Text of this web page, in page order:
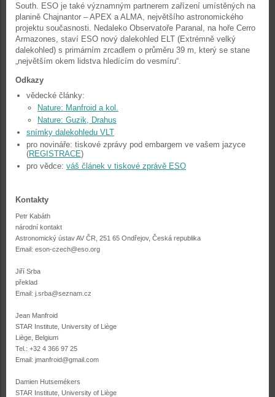
South. ESO je také významným partnerem zařízení umístěných na
planině Chajnantor – APEX a ALMA, největšího astronomického
projektu současnosti. Nedaleko Observatoře Paranal, na hoře Cerro
Armazones, staví ESO nový dalekohled ELT (Extrémně velký
dalekohled) s primárním zrcadlem o průměru 39 m, který se stane
„největším okem lidstva hledícím do vesmíru“.
Odkazy
vědecké články:
Nature: Manfroid a kol.
Nature: Guzik, Drahus
snímky dalekohledu VLT
pro novináře: tiskové zprávy pod embargem ve vašem jazyce
(REGISTRACE)
pro vědce: váš článek v tiskové zprávě ESO
Kontakty
Petr Kabáth
národní kontakt
Astronomický ústav AV ČR, 251 65 Ondřejov, Česká republika
Email: eson-czech@eso.org
Jiří Srba
překlad
Email: j.srba@seznam.cz
Jean Manfroid
STAR Institute, University of Liège
Liège, Belgium
Tel.: +32 4 366 97 25
Email: jmanfroid@gmail.com
Damien Hutsemékers
STAR Institute, University of Liège